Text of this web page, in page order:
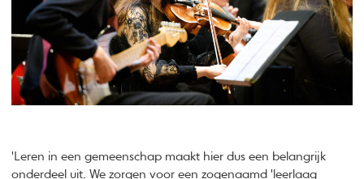
'Leren in een gemeenschap maakt hier dus een belangrijk
onderdeel uit. We zorgen voor een zogenaamd 'leerlaag